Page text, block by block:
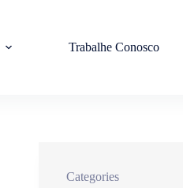
Trabalhe Conosco
Categories